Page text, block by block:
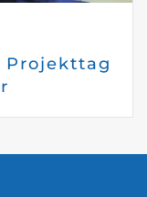
Projekttag